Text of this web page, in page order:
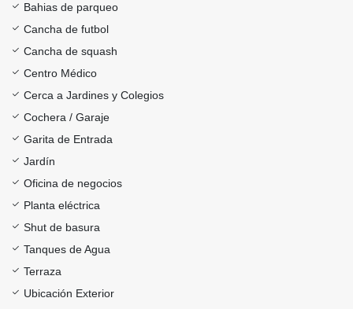
Bahias de parqueo
Cancha de futbol
Cancha de squash
Centro Médico
Cerca a Jardines y Colegios
Cochera / Garaje
Garita de Entrada
Jardín
Oficina de negocios
Planta eléctrica
Shut de basura
Tanques de Agua
Terraza
Ubicación Exterior